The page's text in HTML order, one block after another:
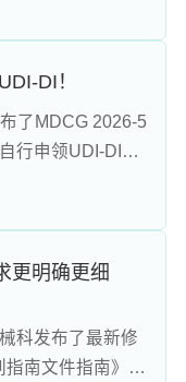
的监管逻辑认
计不合理，因此
制使用相关危
DI！
了MDCG 2026-5
行申领UDI-DI，
责任边界。文
了行业内长期存
分配工作。
更明确更细
科发布了最新修
指南文件指南》和